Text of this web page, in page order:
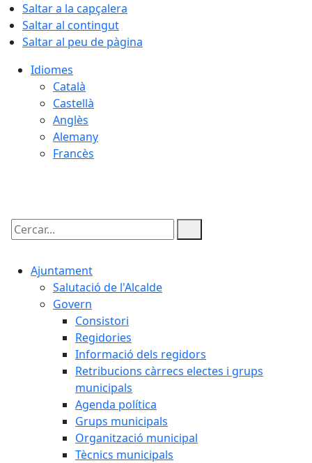
Saltar a la capçalera
Saltar al contingut
Saltar al peu de pàgina
Idiomes
Català
Castellà
Anglès
Alemany
Francès
Cercar:
Ajuntament
Salutació de l'Alcalde
Govern
Consistori
Regidories
Informació dels regidors
Retribucions càrrecs electes i grups
municipals
Agenda política
Grups municipals
Organització municipal
Tècnics municipals